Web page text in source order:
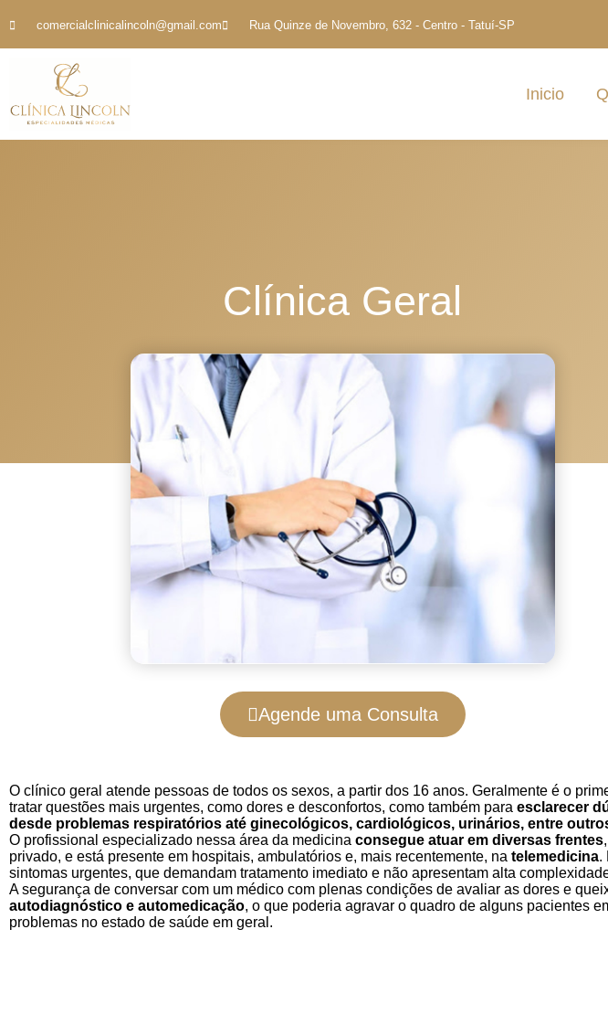
comercialclinicalincoln@gmail.com Rua Quinze de Novembro, 632 - Centro - Tatuí-SP
Inicio
Clínica Geral
Agende uma Consulta
O clínico geral atende pessoas de todos os sexos, a partir dos 16 anos. Geralmente é o
tratar questões mais urgentes, como dores e desconfortos, como também para esclarecer
desde problemas respiratórios até ginecológicos, cardiológicos, urinários, entre
O profissional especializado nessa área da medicina consegue atuar em diversas frentes
privado, e está presente em hospitais, ambulatórios e, mais recentemente, na telemedicina.
sintomas urgentes, que demandam tratamento imediato e não apresentam alta
A segurança de conversar com um médico com plenas condições de avaliar as dores e
autodiagnóstico e automedicação, o que poderia agravar o quadro de alguns pacientes
problemas no estado de saúde em geral.